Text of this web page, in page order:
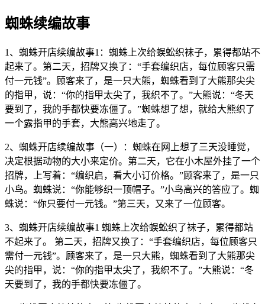
蜘蛛续编故事
1、蜘蛛开店续编故事1：蜘蛛上次给蜈蚣织袜子，累得都站不
起来了。第二天，招牌又换了：“手套编织店，每位顾客只需
付一元钱”。顾客来了，是一只大熊，蜘蛛看到了大熊那尖尖
的指甲，说：“你的指甲太尖了，我织不了。”大熊说：“冬天
要到了，我的手都快要冻僵了。”蜘蛛想了想，就给大熊织了
一个露指甲的手套，大熊高兴地走了。
2、蜘蛛开店续编故事（一）：蜘蛛在网上想了三天没睡觉，
决定根据动物的大小来定价。第二天，它在小木屋外挂了一个
招牌，上写着：“编织启，看大小订价格。”顾客来了，是一只
小鸟。蜘蛛说：“你能够织一顶帽子。”小鸟高兴的答应了。蜘
蛛说：“你只要付一元钱。”第三天，又来了一位顾客。
3、蜘蛛开店续编故事1 蜘蛛上次给蜈蚣织了袜子，累得都站
不起来了。 第二天，招牌又换了：“手套编织店，每位顾客只
需付一元钱”。顾客来了，是一只大熊，蜘蛛看到了大熊那尖
尖的指甲，说：“你的指甲太尖了，我织不了。”大熊说：“冬
天要到了，我的手都快要冻僵了。